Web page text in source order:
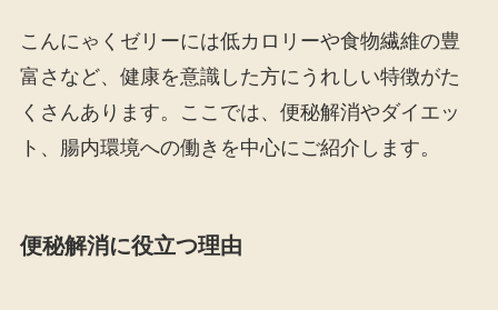
こんにゃくゼリーには低カロリーや食物繊維の豊
富さなど、健康を意識した方にうれしい特徴がた
くさんあります。ここでは、便秘解消やダイエッ
ト、腸内環境への働きを中心にご紹介します。
便秘解消に役立つ理由